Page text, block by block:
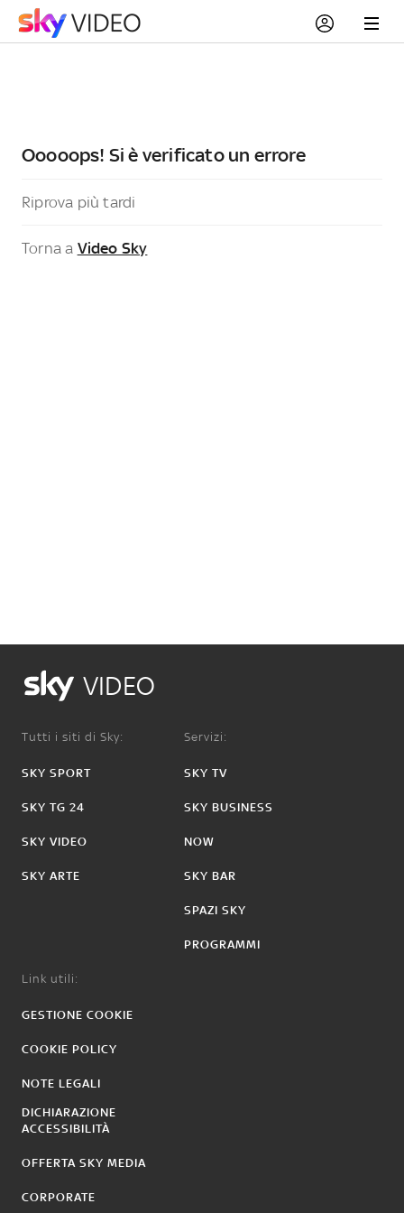
Ooooops! Si è verificato un errore
Riprova più tardi
Torna a Video Sky
VIDEO
Tutti i siti di Sky:
SKY SPORT
SKY TG 24
SKY VIDEO
SKY ARTE
Servizi:
SKY TV
SKY BUSINESS
NOW
SKY BAR
SPAZI SKY
PROGRAMMI
Link utili:
GESTIONE COOKIE
COOKIE POLICY
NOTE LEGALI
DICHIARAZIONE
ACCESSIBILITÀ
OFFERTA SKY MEDIA
CORPORATE